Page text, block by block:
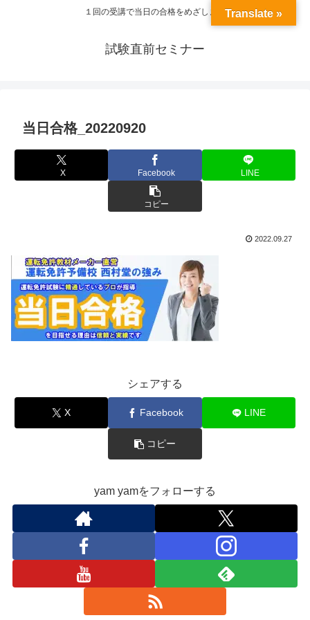
１回の受講で当日の合格をめざします
試験直前セミナー
当日合格_20220920
X Facebook LINE
コピー
2022.09.27
シェアする
X Facebook LINE
コピー
yam yamをフォローする
Translate »